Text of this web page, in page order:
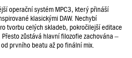
operační systém MPC3, který přináší
klasickými DAW. Nechybí
tvorbu celých skladeb, pokročilejší editace
zůstává hlavní filozofie zachována –
prvního beatu až po finální mix.